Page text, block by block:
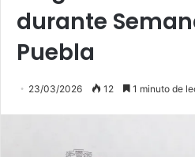
durante
Puebla
23/03/2026 12 1 minuto de